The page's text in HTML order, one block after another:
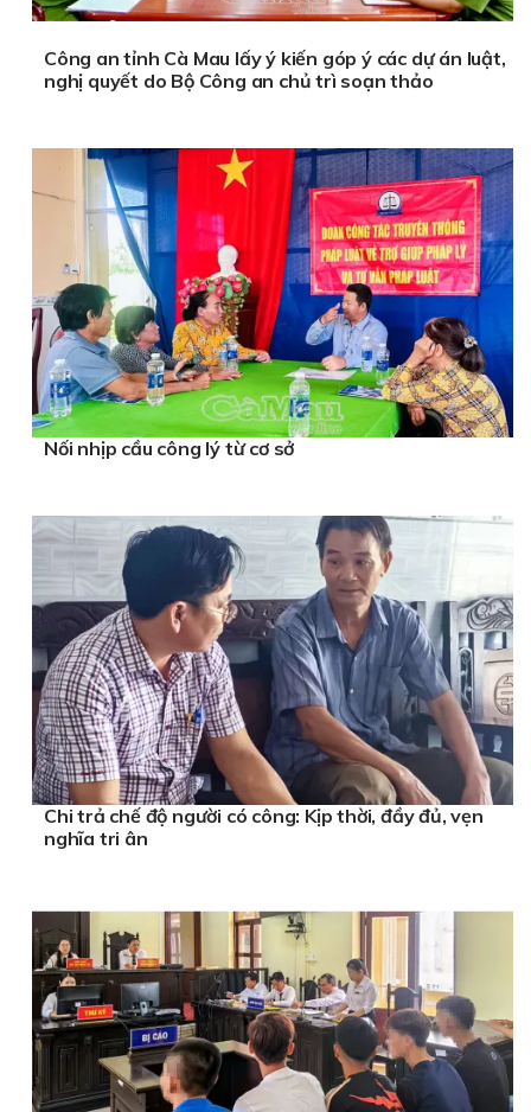
Công an tỉnh Cà Mau lấy ý kiến góp ý các dự án luật,
nghị quyết do Bộ Công an chủ trì soạn thảo
Nối nhịp cầu công lý từ cơ sở
Chi trả chế độ người có công: Kịp thời, đầy đủ, vẹn
nghĩa tri ân